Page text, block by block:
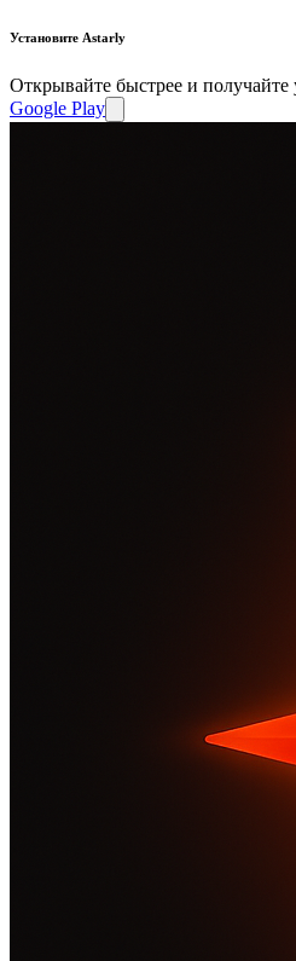
Установите Astarly
Открывайте быстрее и получайте
Google Play